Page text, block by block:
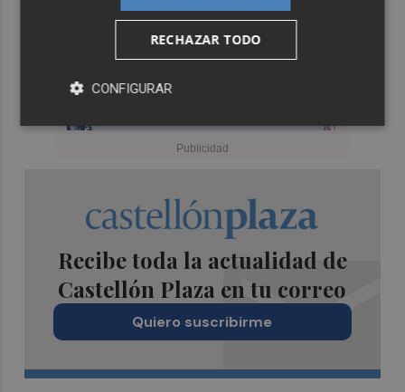
Recibe toda la actualidad de
Castellón Plaza en tu correo
Quiero suscribirme
RECHAZAR TODO
CONFIGURAR